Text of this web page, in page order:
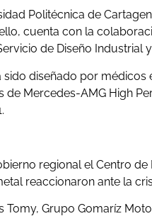
Politécnica de
cuenta con la
de Diseño Industrial y
diseñado por médicos
Mercedes-AMG High
regional el Centro
reaccionaron ante la
Tomy, Grupo Gomaríz